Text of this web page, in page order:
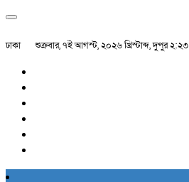
ঢাকা শুক্রবার, ৭ই আগস্ট, ২০২৬ খ্রিস্টাব্দ, দুপুর ২:২৩